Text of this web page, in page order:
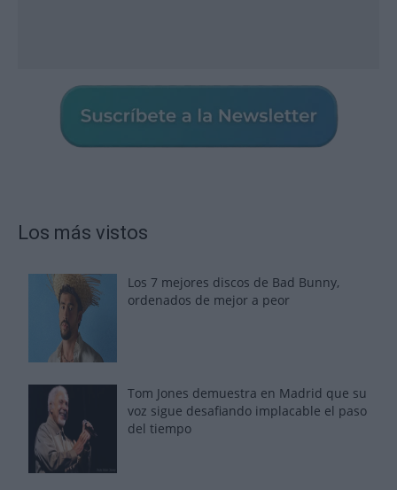
Los más vistos
Los 7 mejores discos de Bad Bunny,
ordenados de mejor a peor
Tom Jones demuestra en Madrid que su
voz sigue desafiando implacable el paso
del tiempo